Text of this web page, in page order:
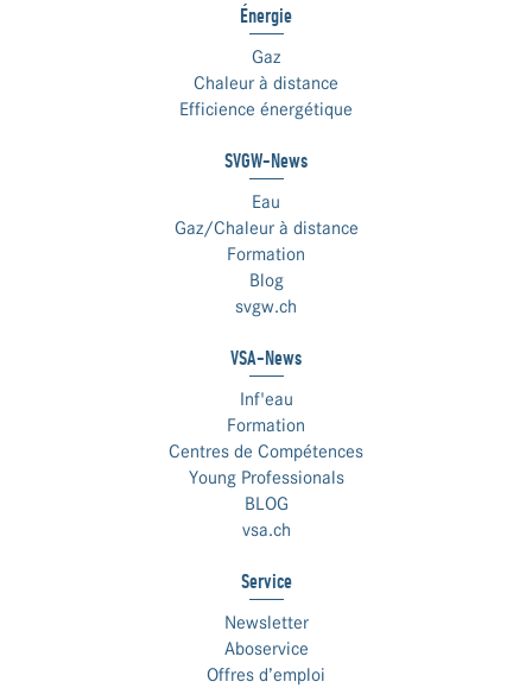
Énergie
Gaz
Chaleur à distance
Efficience énergétique
SVGW-News
Eau
Gaz/Chaleur à distance
Formation
Blog
svgw.ch
VSA-News
Inf'eau
Formation
Centres de Compétences
Young Professionals
BLOG
vsa.ch
Service
Newsletter
Aboservice
Offres d’emploi